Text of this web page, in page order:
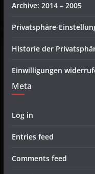
Archive: 2014 – 2005
Privatsphäre-
Historie der
Einwilligungen
Meta
Log in
Entries feed
Comments feed